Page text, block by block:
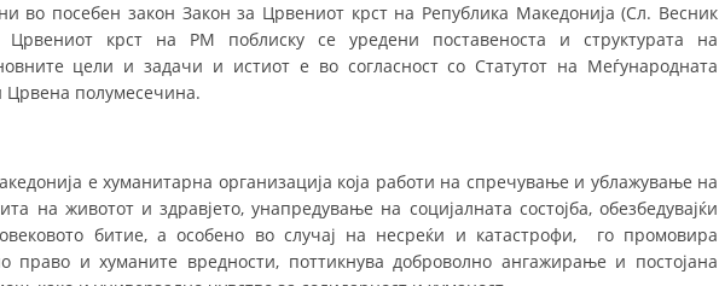
ОРГАНИЗАЦИЈА И РАЗВОЈ
ДИСЕМИНАЦИЈА
MЕЃУНАРОДНО ХУМАНИТАРНО ПРАВО
во посебен закон Закон за Црвениот крст на Република Македонија (Сл. Весник
крст на РМ поблиску се уредени поставеноста и структурата на
цели и задачи и истиот е во согласност со Статутот на Меѓународната
Црвена полумесечина.
е хуманитарна организација која работи на спречување и ублажување на
на животот и здравјето, унапредување на социјалната состојба, обезбедувајќи
битие, а особено во случај на несреќи и катастрофи, го промовира
право и хуманите вредности, поттикнува доброволно ангажирање и постојана